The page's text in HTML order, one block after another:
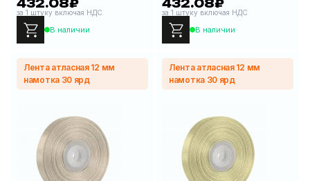
432.08₽
за 1 штуку включая НДС
В наличии
432.08₽
за 1 штуку включая НДС
В наличии
Лента атласная 12 мм
намотка 30 ярд
Лента атласная 12 мм
намотка 30 ярд